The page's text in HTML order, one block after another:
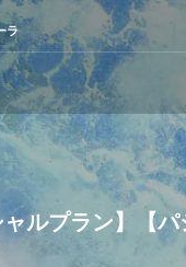
ャルプラン】【
ラ